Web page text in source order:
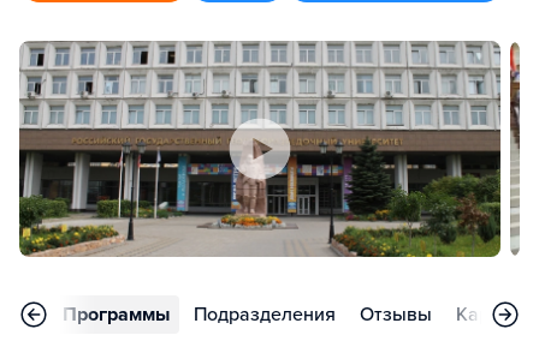
Программы Подразделения Отзывы Карьера